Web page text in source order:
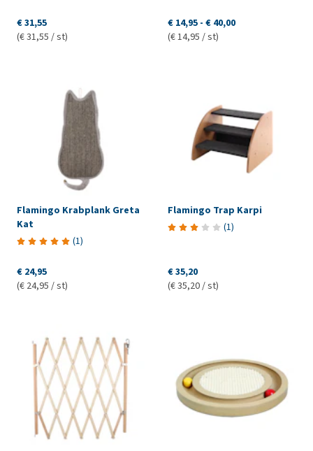
€ 31,55
(€ 31,55 / st)
€ 14,95 - € 40,00
(€ 14,95 / st)
Flamingo Krabplank Greta
Kat
(1)
€ 24,95
(€ 24,95 / st)
Flamingo Trap Karpi
(1)
€ 35,20
(€ 35,20 / st)